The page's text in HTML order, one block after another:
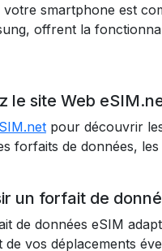
smartphone est
offrent la
le site Web
pour découvrir
forfaits de données,
un forfait de
de données eSIM
de vos déplacements